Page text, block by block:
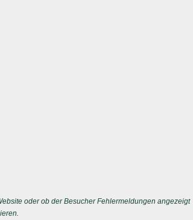
oder ob der Besucher Fehlermeldungen angezeigt